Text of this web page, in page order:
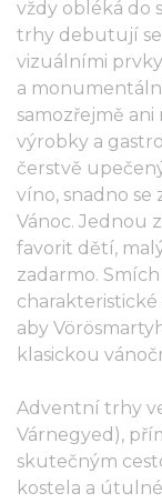
vždy obléká do
trhy debutují se
vizuálními
a
samozřejmě
výrobky a
čerstvě
víno, snadno
Vánoc. Jednou
favorit dětí,
zadarmo.
aby
klasickou
Adventní trhy
Várnegyed),
skutečným
kostela a